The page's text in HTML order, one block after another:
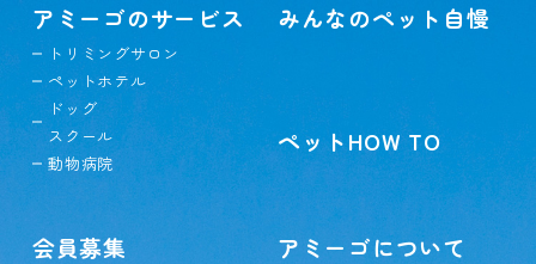
アミーゴのサービス
トリミングサロン
ペットホテル
ドッグ
スクール
動物病院
みんなのペット自慢
ペットHOW TO
会員募集 アミーゴについて